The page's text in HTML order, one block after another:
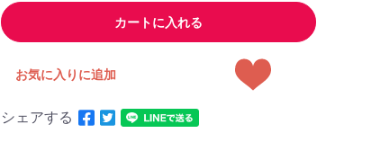
カートに入れる
お気に入りに追加
シェアする